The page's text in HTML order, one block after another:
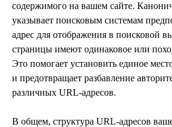
содержимого на вашем сайте.
указывает поисковым системам
адрес для отображения в поисковой
страницы имеют одинаковое или
Это помогает установить единое
и предотвращает разбавление
различных URL-адресов.
В общем, структура URL-адресов